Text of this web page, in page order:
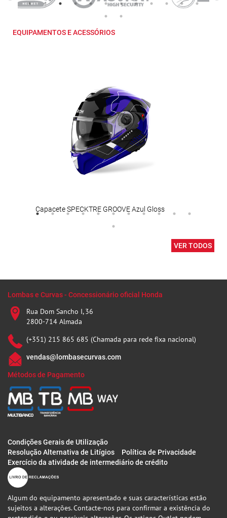
EQUIPAMENTOS E ACESSÓRIOS
Capacete SPECKTRE GROOVE Azul Gloss
VER TODOS
Lombas e Curvas - Concessionário oficial Honda
Rua Dom Sancho I, 36
2800-714 Almada
(+351) 215 865 685 (Chamada para rede fixa nacional)
vendas@lombasecurvas.com
Métodos de Pagamento
Condições Gerais de Utilização
Resolução Alternativa de Litígios
Política de Privacidade
Exercício da atividade de intermediário de crédito
Algum do equipamento apresentado e suas características estão
sujeitos a alterações. Contacte-nos para confirmar a existência do